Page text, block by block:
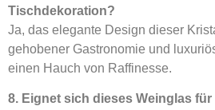
Tischdekoration?
Ja, das elegante Design dieser
gehobener Gastronomie und
einen Hauch von Raffinesse.
8. Eignet sich dieses Weinglas